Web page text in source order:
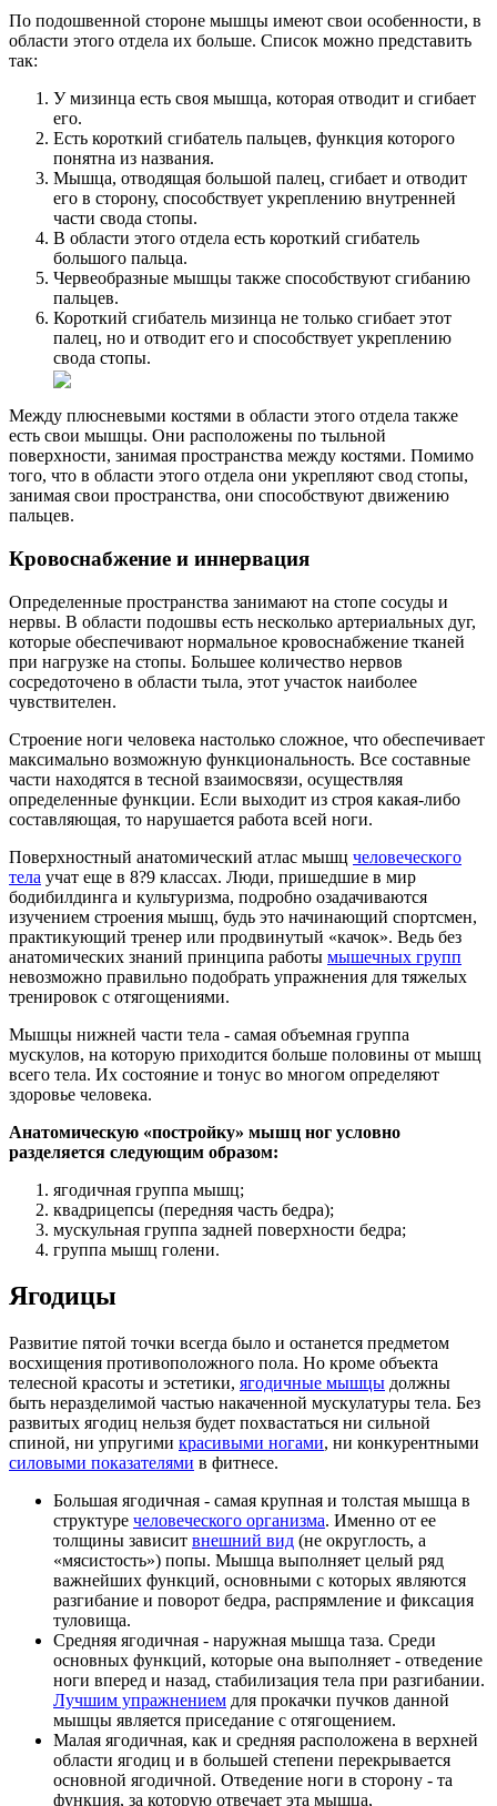
По подошвенной стороне мышцы имеют свои особенности, в
области этого отдела их больше. Список можно представить
так:
У мизинца есть своя мышца, которая отводит и сгибает
его.
Есть короткий сгибатель пальцев, функция которого
понятна из названия.
Мышца, отводящая большой палец, сгибает и отводит
его в сторону, способствует укреплению внутренней
части свода стопы.
В области этого отдела есть короткий сгибатель
большого пальца.
Червеобразные мышцы также способствуют сгибанию
пальцев.
Короткий сгибатель мизинца не только сгибает этот
палец, но и отводит его и способствует укреплению
свода стопы.
Между плюсневыми костями в области этого отдела также
есть свои мышцы. Они расположены по тыльной
поверхности, занимая пространства между костями. Помимо
того, что в области этого отдела они укрепляют свод стопы,
занимая свои пространства, они способствуют движению
пальцев.
Кровоснабжение и иннервация
Определенные пространства занимают на стопе сосуды и
нервы. В области подошвы есть несколько артериальных дуг,
которые обеспечивают нормальное кровоснабжение тканей
при нагрузке на стопы. Большее количество нервов
сосредоточено в области тыла, этот участок наиболее
чувствителен.
Строение ноги человека настолько сложное, что обеспечивает
максимально возможную функциональность. Все составные
части находятся в тесной взаимосвязи, осуществляя
определенные функции. Если выходит из строя какая-либо
составляющая, то нарушается работа всей ноги.
Поверхностный анатомический атлас мышц человеческого
тела учат еще в 8?9 классах. Люди, пришедшие в мир
бодибилдинга и культуризма, подробно озадачиваются
изучением строения мышц, будь это начинающий спортсмен,
практикующий тренер или продвинутый «качок». Ведь без
анатомических знаний принципа работы мышечных групп
невозможно правильно подобрать упражнения для тяжелых
тренировок с отягощениями.
Мышцы нижней части тела - самая объемная группа
мускулов, на которую приходится больше половины от мышц
всего тела. Их состояние и тонус во многом определяют
здоровье человека.
Анатомическую «постройку» мышц ног условно
разделяется следующим образом:
ягодичная группа мышц;
квадрицепсы (передняя часть бедра);
мускульная группа задней поверхности бедра;
группа мышц голени.
Ягодицы
Развитие пятой точки всегда было и останется предметом
восхищения противоположного пола. Но кроме объекта
телесной красоты и эстетики, ягодичные мышцы должны
быть неразделимой частью накаченной мускулатуры тела. Без
развитых ягодиц нельзя будет похвастаться ни сильной
спиной, ни упругими красивыми ногами, ни конкурентными
силовыми показателями в фитнесе.
Большая ягодичная - самая крупная и толстая мышца в
структуре человеческого организма. Именно от ее
толщины зависит внешний вид (не округлость, а
«мясистость») попы. Мышца выполняет целый ряд
важнейших функций, основными с которых являются
разгибание и поворот бедра, распрямление и фиксация
туловища.
Средняя ягодичная - наружная мышца таза. Среди
основных функций, которые она выполняет - отведение
ноги вперед и назад, стабилизация тела при разгибании.
Лучшим упражнением для прокачки пучков данной
мышцы является приседание с отягощением.
Малая ягодичная, как и средняя расположена в верхней
области ягодиц и в большей степени перекрывается
основной ягодичной. Отведение ноги в сторону - та
функция, за которую отвечает эта мышца,